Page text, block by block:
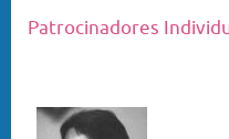
Patrocinadores